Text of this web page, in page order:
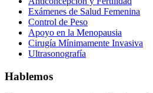
Exámenes de Salud Femenina
Control de Peso
Apoyo en la Menopausia
Cirugía Mínimamente Invasiva
Ultrasonografía
Hablemos